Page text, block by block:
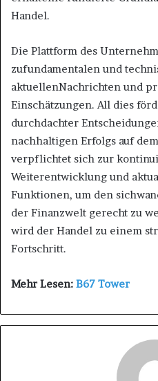
Handel.
Die Plattform des
zufundamentalen und
aktuellenNachrichten und
Einschätzungen. All dies
durchdachter
nachhaltigen Erfolgs auf
verpflichtet sich zur
Weiterentwicklung und
Funktionen, um den
der Finanzwelt gerecht zu
wird der Handel zu einem
Fortschritt.
Mehr Lesen: B67 Tower